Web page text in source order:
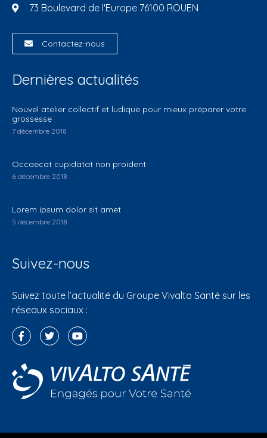
73 Boulevard de l'Europe 76100 ROUEN
Contactez-nous
Dernières actualités
Nouvel atelier collectif et ludique pour mieux préparer votre
grossesse
7 décembre 2018
Occaecat cupidatat non proident
6 décembre 2018
Lorem ipsum dolor sit amet
5 décembre 2018
Suivez-nous
Suivez toute l’actualité du Groupe Vivalto Santé sur les
réseaux sociaux :